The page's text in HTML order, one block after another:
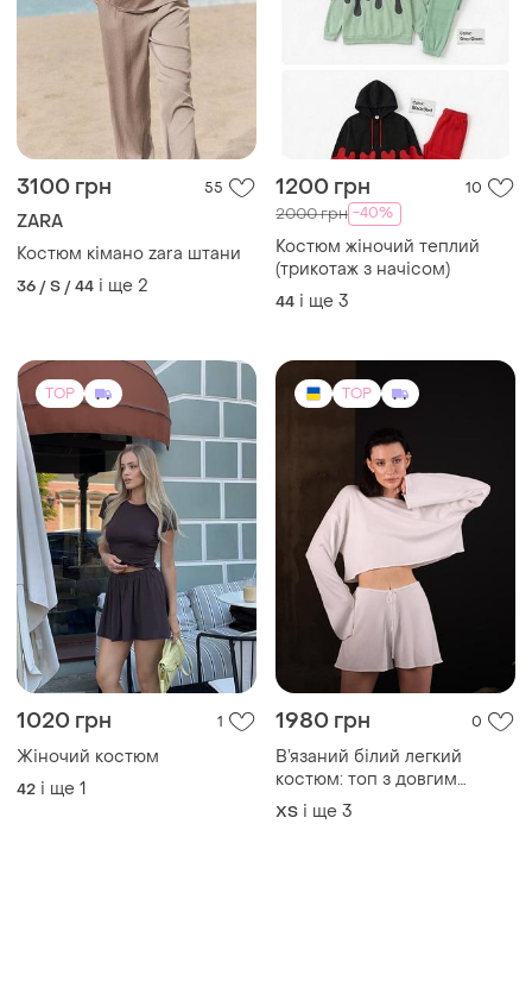
3100 грн 55
ZARA
Костюм кімано zara штани
36 / S / 44 і ще 2
1200 грн 10
2000 грн -40%
Костюм жіночий теплий
(трикотаж з начісом)
44 і ще 3
TOP
1020 грн 1
Жіночий костюм
42 і ще 1
TOP
1980 грн 0
В’язаний білий легкий
костюм: топ з довгим
рукавом та шорти
ХS і ще 3